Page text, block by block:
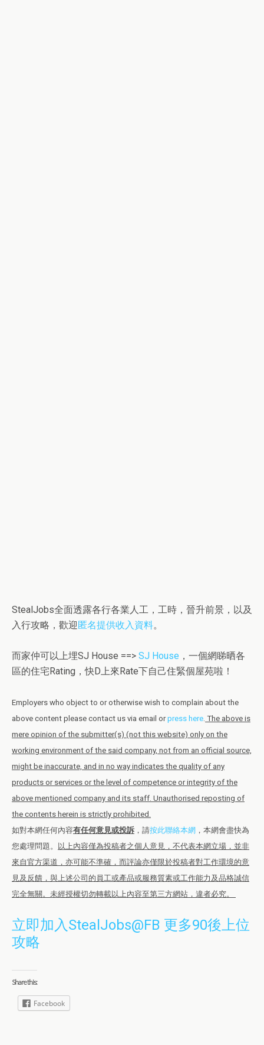
StealJobs全面透露各行各業人工，工時，晉升前景，以及
入行攻略，歡迎匿名提供收入資料。
而家仲可以上埋SJ House ==> SJ House ，一個網睇晒各
區的住宅Rating，快D上來Rate下自己住緊個屋苑啦！
Employers who object to or otherwise wish to complain about the
above content please contact us via email orpress here The above is
mere opinion of the submitter(s) (not this website) only on the
working environment of the said company, not from an official source,
might be inaccurate, and in no way indicates the quality of any
products or services or the level of competence or integrity of the
above mentioned company and its staff. Unauthorised reposting of
the contents herein is strictly prohibited.
如對本網任何內容有任何意見或投訴 ，請按此聯絡本網 ，本網會盡快為
您處理問題。 以上內容僅為投稿者之個人意見，不代表本網立場，並非
來自官方渠道，亦可能不準確，而評論亦僅限於投稿者對工作環境的意
見及反饋，與上述公司的員工或產品或服務質素或工作能力及品格誠信
完全無關。未經授權切勿轉載以上內容至第三方網站，違者必究。
立即加入StealJobs@FB 更多90後上位
攻略
Share this:
Facebook